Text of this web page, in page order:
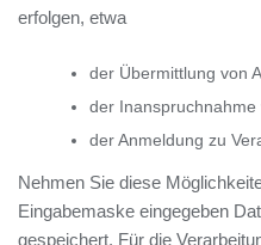
erfolgen, etwa
der Übermittlung von
der
der Anmeldung zu
Nehmen Sie diese
Eingabemaske eingegeben
gespeichert. Für die